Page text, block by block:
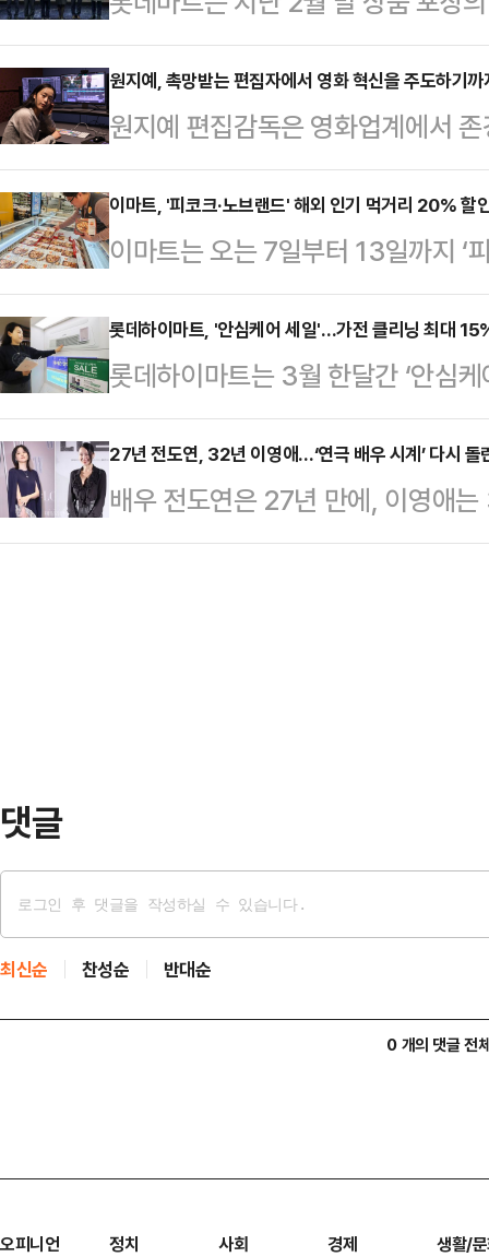
능한 상품 포장 가이드라인’을 발
2023년 11월 '지속 가능한 상품 포
로, 세계자연기금(WWF)과 한국건
재활용사업공제조합, 대형마트 3
가이드라인은 롯데마트 공식 홈페
포장 가이드라인에서는 상품 포장
수 등)과 포장의 지속가능…
원지예, 촉망받는 편집자에서 영화 혁신을 주도하기까
원지예 편집감독은 영화업계에서
감독만의 혁신적인 비주얼 스토리
평이 나있다. 원 편집감독은 Evan
터리 단편 심사위원상과 플로리다
Forest Burns로 알프레드 P 슬론
Production Grant)을 수상하였으
제 내러티브(Narrative)부문 관객
이마트, '피코크·노브랜드' 해외 인기 먹거리 20% 할
이마트는 오는 7일부터 13일까지 ‘
해 주요 인기 해외 먹거리 20% 할
행사는 높아진 물가로 인한 먹거리
다 합리적으로 즐길 수 있는 기회
월 이마트의 간편식사 및 요리류
찬류 매출 역시 14% 늘었다.우선
국의 대표 먹거리 21종을 선정하고
…
롯데하이마트, '안심케어 세일'…가전 클리닝 최대
롯데하이마트는 3월 한달간 ‘안심
스를 연중 최대 혜택가에 제공한다
가가 고객의 집에 방문해 가전을 분
비스로, 클리닝·수리·이전설치·보
어하는 ‘하이마트 안심 케어’ 서비
27년 전도연, 32년 이영애…‘연극 배우 시계’ 다시 돌
배우 전도연은 27년 만에, 이영애
다. 최근 들어 유명 배우들의 무대
댓글
최신순 찬성순 반대순
0 개의 댓글 전
오피니언 정치 사회 경제 생활/